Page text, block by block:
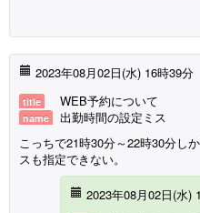
2023年08月02日(水) 16時39分
title WEB予約について
name
出勤時間の設定ミス
こっちで21時30分～22時30分し
スも指定できない。
2023年08月02日(水)